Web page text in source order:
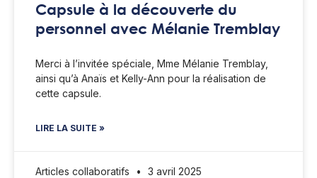
Capsule à la découverte du
personnel avec Mélanie Tremblay
Merci à l’invitée spéciale, Mme Mélanie Tremblay,
ainsi qu’à Anaïs et Kelly-Ann pour la réalisation de
cette capsule.
LIRE LA SUITE »
Articles collaboratifs 3 avril 2025